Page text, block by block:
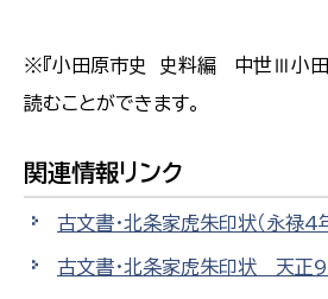
※『小田原市史 史料編 中世Ⅲ小田
読むことができます。
関連情報リンク
古文書・北条家虎朱印状（永禄
古文書・北条家虎朱印状 天